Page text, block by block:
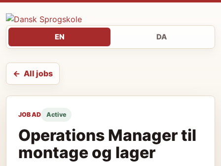
EN DA
All jobs
JOB AD Active
Operations Manager til
montage og lager